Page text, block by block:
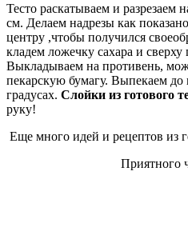
Тесто раскатываем и разрезаем
см. Делаем надрезы как
центру ,чтобы получился
кладем ложечку сахара и
Выкладываем на противень,
пекарскую бумагу. Выпекаем до
градусах. Слойки из готового
руку!
Еще много идей и рецептов из
Приятного